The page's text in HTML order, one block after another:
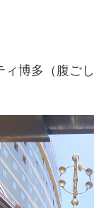
ィ博多（腹ご